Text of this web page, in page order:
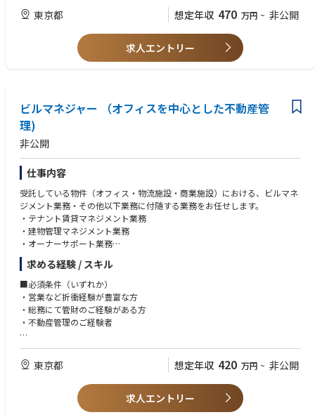
・オーナーとの折衝、現場管理、予算管理
・工事の工程・安全・品質・予算管理
・部内予算管理 等
【工事種類】
・修繕・原状回復工事・リニューアル等
・建築／管／電気
と工種は幅広いです
【工事の流れ】
①依頼・要望
・社内のPMやBMからあがってくることがほとんど
・代行業務を行うPMから、ビルオーナー様・テナント様の依頼を伝えら
れる
②現地調査
・まず依頼内容に適した協力会社を選定
・現地にて協力会社の方と、修繕方法や工事内容の検討を行う
③見積作成
・依頼内容に沿った工事提案ができているか、金額は適正かどうかといっ
たところをしっかり見極めて見積書を作成
・見積をお客様へ提出する際、直接説明することもあり
※工務部には営業担当、現場担当といった区分けはなく、最初から最後ま
で自分一人で案件をこなします。
④施工管理
・提出した見積の発注を受けたら施工管理へ
・安全に、正しい品質を保って、工事期間内に工事が遂行されるよう現場
※現場に行く頻度は案件によって様々で、毎日常駐することもあれば・巡
【こんな志向の方にピッタリ！】
・働き方を変えたい！
・もっと幅広い工種・建物にかかわりたい！
・建物の所有者と近い立場で働きたい！
・日本でビジネス経験を積み、成長したい！
・2級管工事施工管理技士
・1級電気工事施工管理技士
・2級電気工事施工管理技士
・1級建築施工管理技士
・2級建築施工管理技士
・1級建築士
・2級建築士
東京都 想定年収 470 万円 ~ 非公開
求人エントリー
ビルマネジャー （オフィスを中心とした不動産管
理)
非公開
仕事内容
受託している物件（オフィス・物流施設・商業施設）における、ビルマネ
ジメント業務・その他以下業務に付随する業務をお任せします。
・テナント賃貸マネジメント業務
・建物管理マネジメント業務
・オーナーサポート業務
・報告業務
【具体的には】
■入居テナントからの問い合わせに対する窓口業務
■テナントリーシング
■テナントの入居・退去の諸手続き
■建物維持・修繕対応における社内外関係者との調整や立ち合いなど
オーナー様とテナント様の間に立ち、Win-Winを実現する折衝役です。
知識や経験以上に調整力が大事な仕事であり、50代以上の方々も挑戦され
求める経験 / スキル
■必須条件（いずれか）
・営業など折衝経験が豊富な方
・総務にて管財のご経験がある方
・不動産管理のご経験者
※業界未経験でも可
東京都 想定年収 420 万円 ~ 非公開
求人エントリー